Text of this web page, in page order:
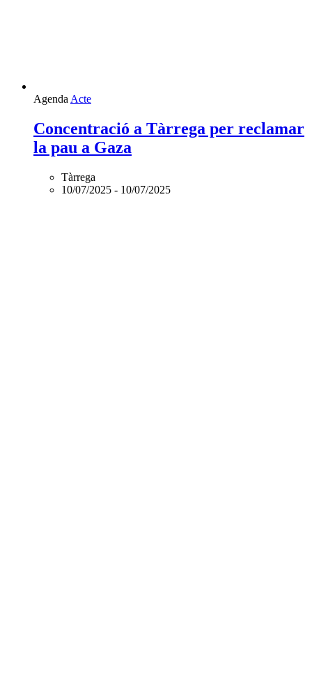
Agenda Acte
Concentració a Tàrrega per reclamar
la pau a Gaza
Tàrrega
10/07/2025 - 10/07/2025